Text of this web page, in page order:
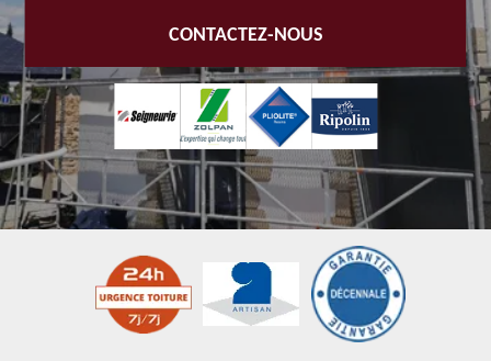
CONTACTEZ-NOUS